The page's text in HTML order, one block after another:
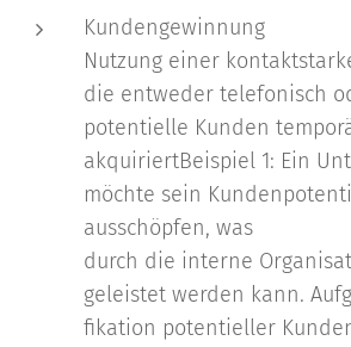
Kundengewinnung
Nutzung einer
die entweder telefonisch
potentielle Kunden
akquiriertBeispiel 1: Ein
möchte sein
ausschöpfen, was
durch die interne
geleistet werden kann.
fikation potentieller